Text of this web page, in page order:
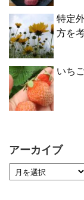
特定
方を
いち
アーカイブ